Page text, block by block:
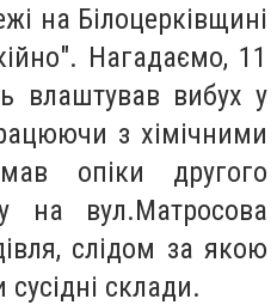
на Білоцерківщині
Нагадаємо, 11
влаштував вибух у
з хімічними
опіки другого
на вул.Матросова
слідом за якою
склади.